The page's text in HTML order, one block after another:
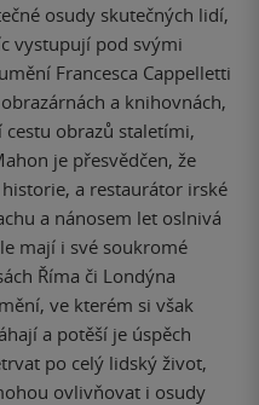
osudy skutečných lidí,
vystupují pod svými
Francesca Cappelletti
a knihovnách,
obrazů staletími,
je přesvědčen, že
a restaurátor irské
a nánosem let oslnivá
mají i své soukromé
Říma či Londýna
ve kterém si však
a potěší je úspěch
po celý lidský život,
ovlivňovat i osudy